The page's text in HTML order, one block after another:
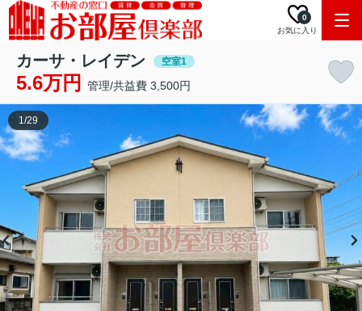
お気に入り
0
カーサ・レイデン 空室1
5.6万円 管理/共益費 3,500円
1/29